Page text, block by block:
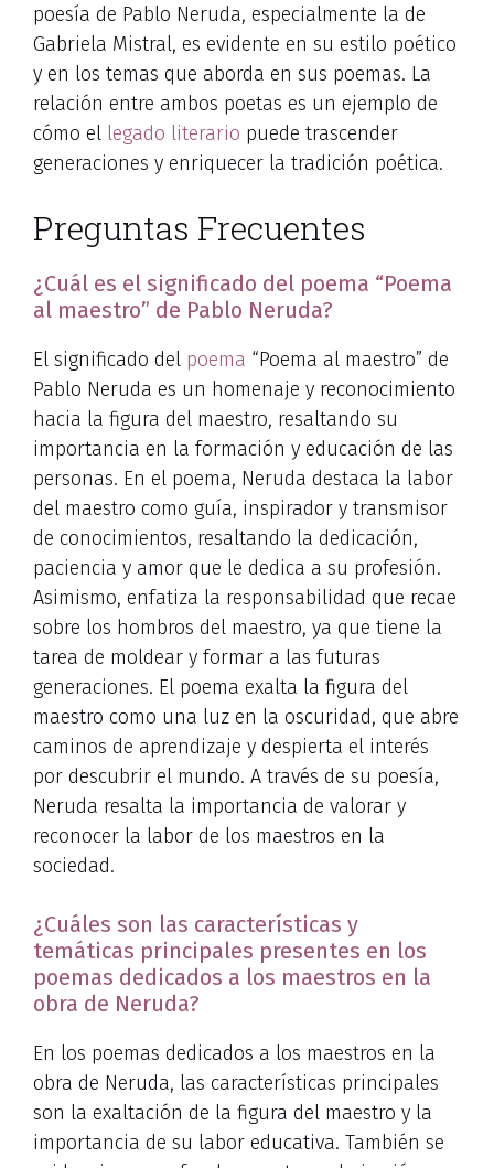
poesía de Pablo Neruda, especialmente la de
Gabriela Mistral, es evidente en su estilo poético
y en los temas que aborda en sus poemas. La
relación entre ambos poetas es un ejemplo de
cómo el legado literario puede trascender
generaciones y enriquecer la tradición poética.
Preguntas Frecuentes
¿Cuál es el significado del poema “Poema
al maestro” de Pablo Neruda?
El significado del poema “Poema al maestro” de
Pablo Neruda es un homenaje y reconocimiento
hacia la figura del maestro, resaltando su
importancia en la formación y educación de las
personas. En el poema, Neruda destaca la labor
del maestro como guía, inspirador y transmisor
de conocimientos, resaltando la dedicación,
paciencia y amor que le dedica a su profesión.
Asimismo, enfatiza la responsabilidad que recae
sobre los hombros del maestro, ya que tiene la
tarea de moldear y formar a las futuras
generaciones. El poema exalta la figura del
maestro como una luz en la oscuridad, que abre
caminos de aprendizaje y despierta el interés
por descubrir el mundo. A través de su poesía,
Neruda resalta la importancia de valorar y
reconocer la labor de los maestros en la
sociedad.
¿Cuáles son las características y
temáticas principales presentes en los
poemas dedicados a los maestros en la
obra de Neruda?
En los poemas dedicados a los maestros en la
obra de Neruda, las características principales
son la exaltación de la figura del maestro y la
importancia de su labor educativa. También se